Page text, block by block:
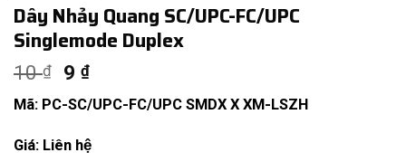
Dây Nhảy Quang SC/UPC-FC/UPC
Singlemode Duplex
10₫ 9 ₫
Mã: PC-SC/UPC-FC/UPC SMDX X XM-LSZH
Giá: Liên hệ